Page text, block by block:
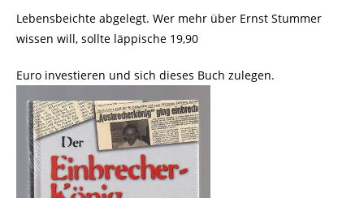
Lebensbeichte abgelegt. Wer mehr über Ernst Stummer
wissen will, sollte läppische 19,90
Euro investieren und sich dieses Buch zulegen.